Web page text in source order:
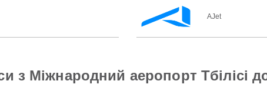
AJet
з Міжнародний аеропорт Тбілісі